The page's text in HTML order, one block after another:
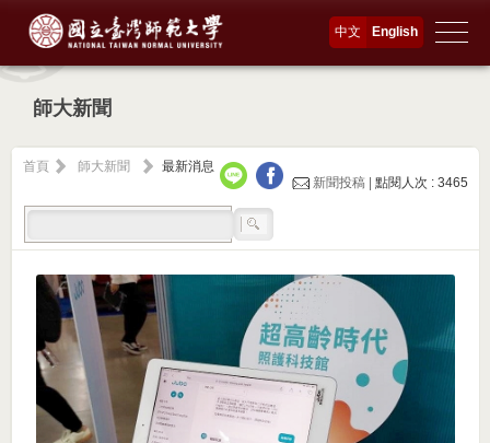
English
中文
師大新聞
首頁 師大新聞
最新消息
新聞投稿 |點閱人次 : 3465